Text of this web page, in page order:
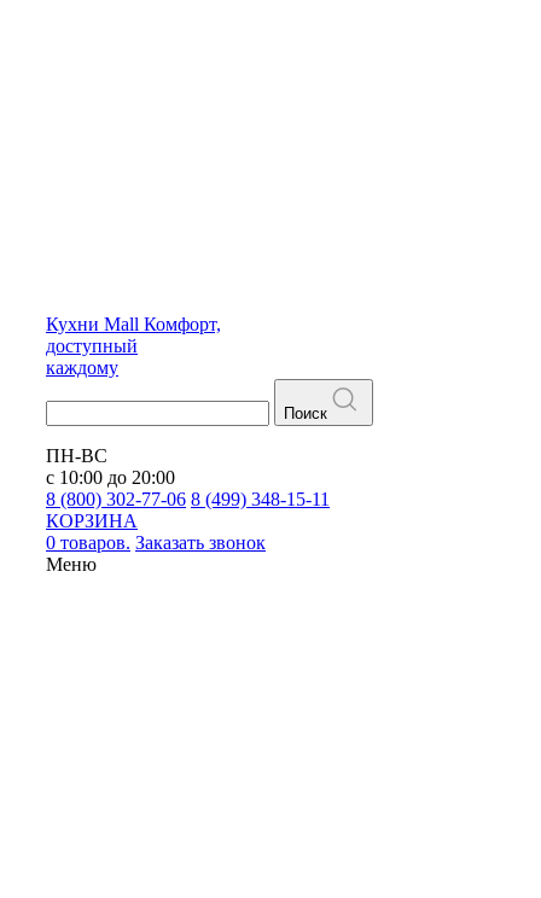
Кухни Mall Комфорт,
доступный
каждому
Поиск
ПН-ВС
с 10:00 до 20:00
8 (800) 302-77-06 8 (499) 348-15-11
КОРЗИНА
0 товаров. Заказать звонок
Меню